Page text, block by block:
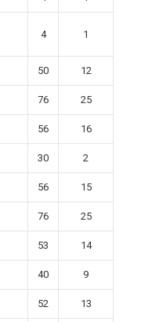
4 1
50 12
76 25
56 16
30 2
56 15
76 25
53 14
40 9
52 13